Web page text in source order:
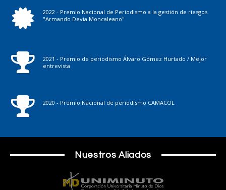
2022 - Premio Nacional de Periodismo a la gestión de riesgos
"Armando Devia Moncaleano"
2021 - Premio de periodismo Álvaro Gómez Hurtado / Mejor
entrevista
2020 - Premio Nacional de periodismo CAMACOL
Nuestros Aliados